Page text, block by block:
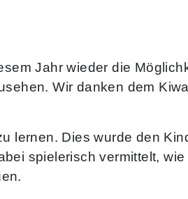
Jahr wieder die
Wir danken dem
lernen. Dies wurde den
spielerisch vermittelt,